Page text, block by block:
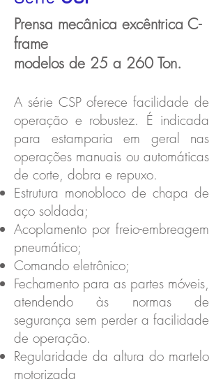
Prensa mecânica excêntrica C-
frame
modelos de 25 a 260 Ton.
A série CSP oferece facilidade de
operação e robustez. É indicada
para estamparia em geral nas
operações manuais ou automáticas
de corte, dobra e repuxo.
Estrutura monobloco de chapa de
aço soldada;
Acoplamento por freio-embreagem
pneumático;
Comando eletrônico;
Fechamento para as partes móveis,
atendendo às normas de
segurança sem perder a facilidade
de operação.
Regularidade da altura do martelo
motorizada